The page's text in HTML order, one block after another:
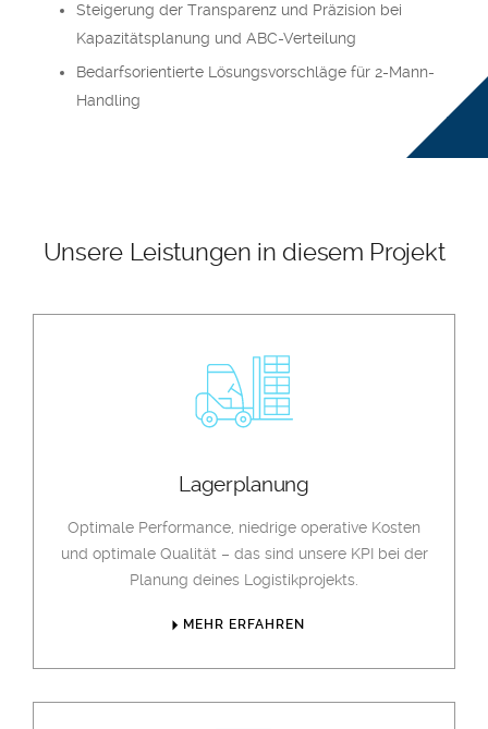
Steigerung der Transparenz und Präzision bei
Kapazitätsplanung und ABC-Verteilung
Bedarfsorientierte Lösungsvorschläge für 2-Mann-
Handling
Unsere Leistungen in diesem Projekt
Lagerplanung
Optimale Performance, niedrige operative Kosten
und optimale Qualität – das sind unsere KPI bei der
Planung deines Logistikprojekts.
MEHR ERFAHREN